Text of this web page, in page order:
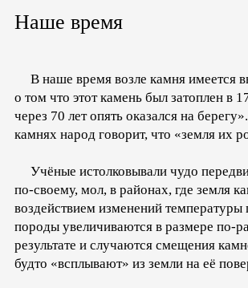
Наше время
В наше время возле камня имеется
о том что этот камень был затоплен в
через 70 лет опять оказался на
камнях народ говорит, что «земля их
Учёные истолковывали чудо
по-своему, мол, в районах, где земля
воздействием изменений температуры
породы увеличиваются в размере по-
результате и случаются смещения
будто «всплывают» из земли на её